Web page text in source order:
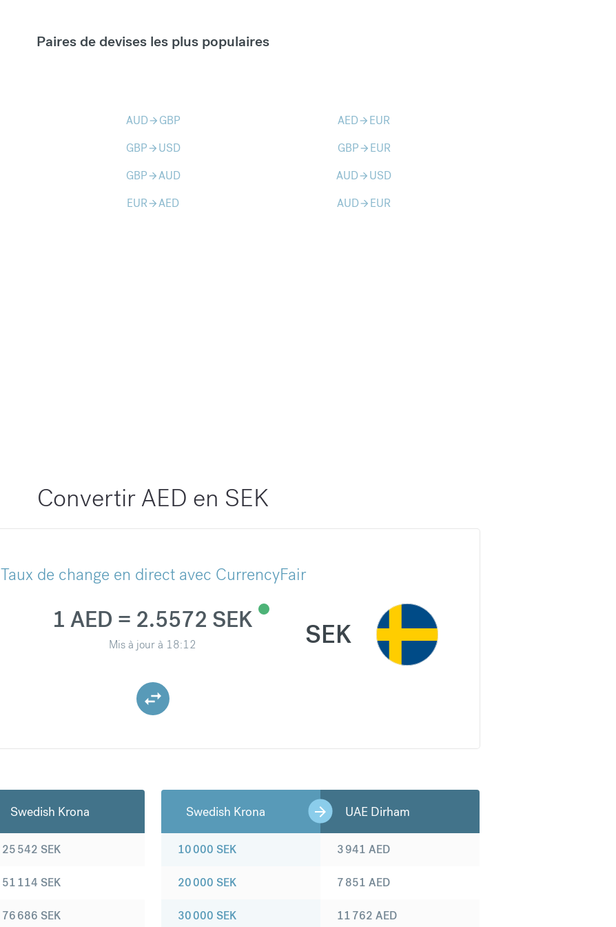
Paires de devises les plus populaires
AUDarrow_forward GBP AEDarrow_forward EUR
GBParrow_forward USD GBParrow_forward EUR
GBParrow_forwardAUD AUDarrow_forward USD
EURarrow_forwardAED AUDarrow_forward EUR
Convertir AED en SEK
Taux de change en direct avec CurrencyFair
1 AED = 2.5572 SEK
Mis à jour à 18:12 SEK
Swedish Krona
25 542 SEK
51 114 SEK
76 686 SEK
Swedish Krona UAE Dirham
10 000 SEK
20 000 SEK
30 000 SEK
3 941 AED
7 851 AED
11 762 AED